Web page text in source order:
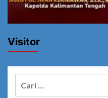
Visitor